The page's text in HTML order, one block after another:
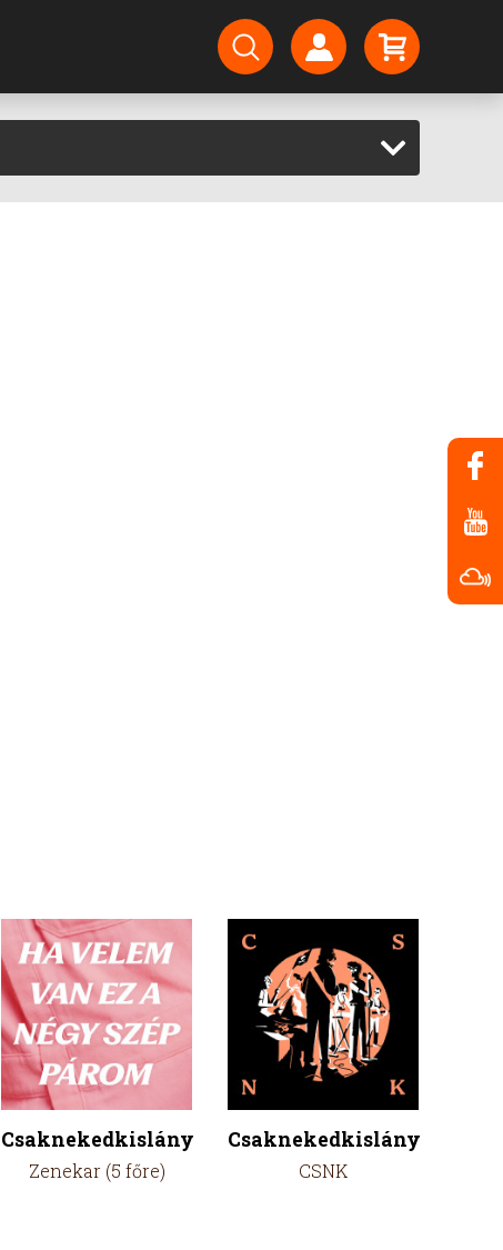
Csaknekedkislány
Zenekar (5 főre)
Csaknekedkislány
CSNK